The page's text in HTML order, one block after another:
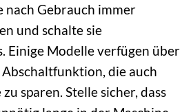
nach Gebrauch immer
und schalte sie
Einige Modelle verfügen über
die auch
sparen. Stelle sicher, dass